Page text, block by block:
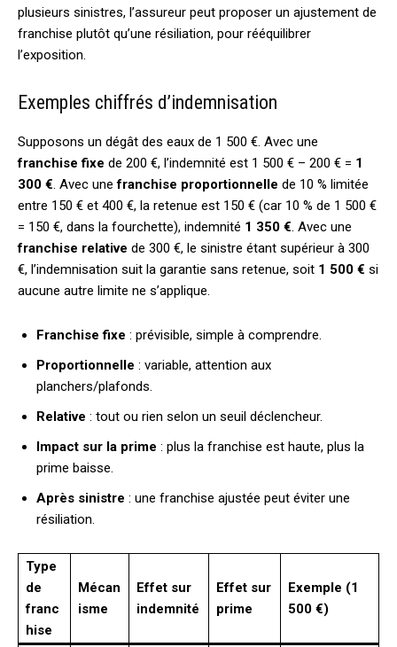
plusieurs sinistres, l’assureur peut proposer un ajustement de
franchise plutôt qu’une résiliation, pour rééquilibrer
l’exposition.
Exemples chiffrés d’indemnisation
Supposons un dégât des eaux de 1 500 €. Avec une
franchise fixe de 200 €, l’indemnité est 1 500 € – 200 € = 1
300 €. Avec unefranchise proportionnelle de 10 % limitée
entre 150 € et 400 €, la retenue est 150 € (car 10 % de 1 500 €
= 150 €, dans la fourchette), indemnité 1 350 €. Avec une
franchise relative de 300 €, le sinistre étant supérieur à 300
€, l’indemnisation suit la garantie sans retenue, soit 1 500 € si
aucune autre limite ne s’applique.
Franchise fixe : prévisible, simple à comprendre.
Proportionnelle : variable, attention aux
planchers/plafonds.
Relative : tout ou rien selon un seuil déclencheur.
Impact sur la prime : plus la franchise est haute, plus la
prime baisse.
Après sinistre : une franchise ajustée peut éviter une
résiliation.
Type
de
franc
hise
Mécan
isme
Effet sur
indemnité
Effet sur
prime
Exemple (1
500 €)